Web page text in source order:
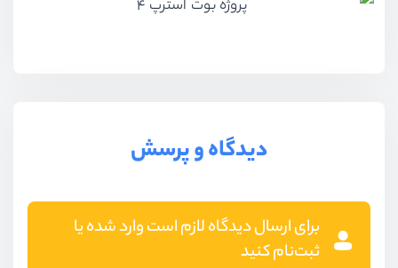
دیدگاه و پرسش
برای ارسال دیدگاه لازم است وارد شده یا
ثبت‌نام کنید